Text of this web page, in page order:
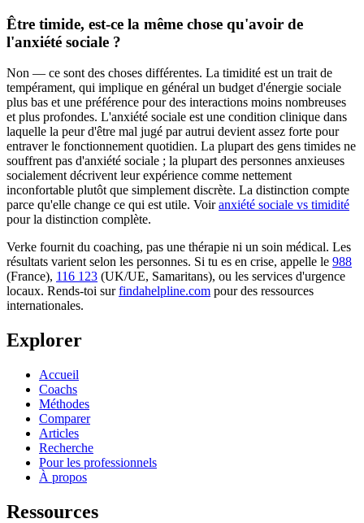
Être timide, est-ce la même chose qu'avoir de
l'anxiété sociale ?
Non — ce sont des choses différentes. La timidité est un trait de
tempérament, qui implique en général un budget d'énergie sociale
plus bas et une préférence pour des interactions moins nombreuses
et plus profondes. L'anxiété sociale est une condition clinique dans
laquelle la peur d'être mal jugé par autrui devient assez forte pour
entraver le fonctionnement quotidien. La plupart des gens timides ne
souffrent pas d'anxiété sociale ; la plupart des personnes anxieuses
socialement décrivent leur expérience comme nettement
inconfortable plutôt que simplement discrète. La distinction compte
parce qu'elle change ce qui est utile. Voiranxiété sociale vs timidité
pour la distinction complète.
Verke fournit du coaching, pas une thérapie ni un soin médical. Les
résultats varient selon les personnes. Si tu es en crise, appelle le 988
(France), 116 123 (UK/UE, Samaritans), ou les services d'urgence
locaux. Rends-toi sur findahelpline.com pour des ressources
internationales.
Explorer
Accueil
Coachs
Méthodes
Comparer
Articles
Recherche
Pour les professionnels
À propos
Ressources